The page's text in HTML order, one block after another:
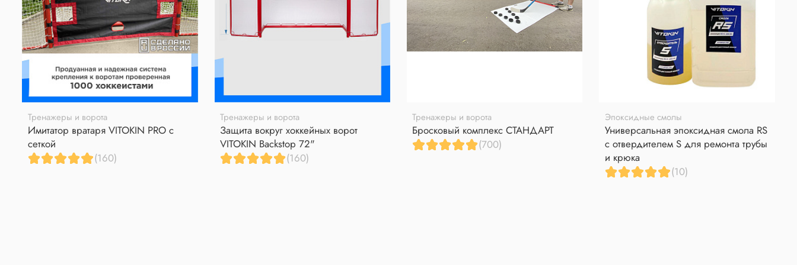
Тренажеры и ворота
Имитатор вратаря VITOKIN PRO с
сеткой
(160)
Тренажеры и ворота
Защита вокруг хоккейных ворот
VITOKIN Backstop 72"
(160)
Тренажеры и ворота
Бросковый комплекс СТАНДАРТ
(700)
Эпоксидные смолы
Универсальная эпоксидная смола RS
с отвердителем S для ремонта трубы
и крюка
(10)